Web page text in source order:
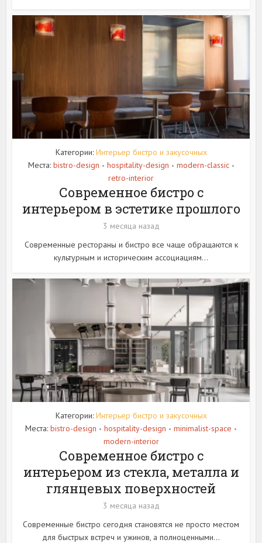
Категории: Интерьер бистро и закусочных
Места: bistro-design • hospitality-design • modern-classic •
retro-interior
Современное бистро с
интерьером в эстетике прошлого
3 месяца назад
Современные рестораны и бистро все чаще обращаются к
культурным и историческим ассоциациям...
Категории: Интерьер бистро и закусочных
Места: bistro-design • hospitality-design • minimalist-space •
modern-interior
Современное бистро с
интерьером из стекла, металла и
глянцевых поверхностей
3 месяца назад
Современные бистро сегодня становятся не просто местом
для быстрых встреч и ужинов, а полноценными...